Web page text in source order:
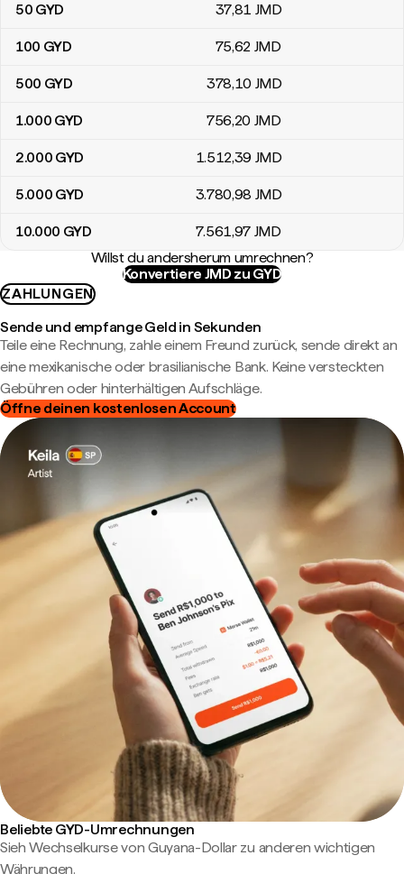
50 GYD 37,81 JMD
100 GYD 75,62 JMD
500 GYD 378,10 JMD
1.000 GYD 756,20 JMD
2.000 GYD 1.512,39 JMD
5.000 GYD 3.780,98 JMD
10.000 GYD 7.561,97 JMD
Willst du andersherum umrechnen?
Konvertiere JMD zu GYD
ZAHLUNGEN
Sende und empfange Geld in Sekunden
Teile eine Rechnung, zahle einem Freund zurück, sende direkt an
eine mexikanische oder brasilianische Bank. Keine versteckten
Gebühren oder hinterhältigen Aufschläge.
Öffne deinen kostenlosen Account
Beliebte GYD-Umrechnungen
Sieh Wechselkurse von Guyana-Dollar zu anderen wichtigen
Währungen.